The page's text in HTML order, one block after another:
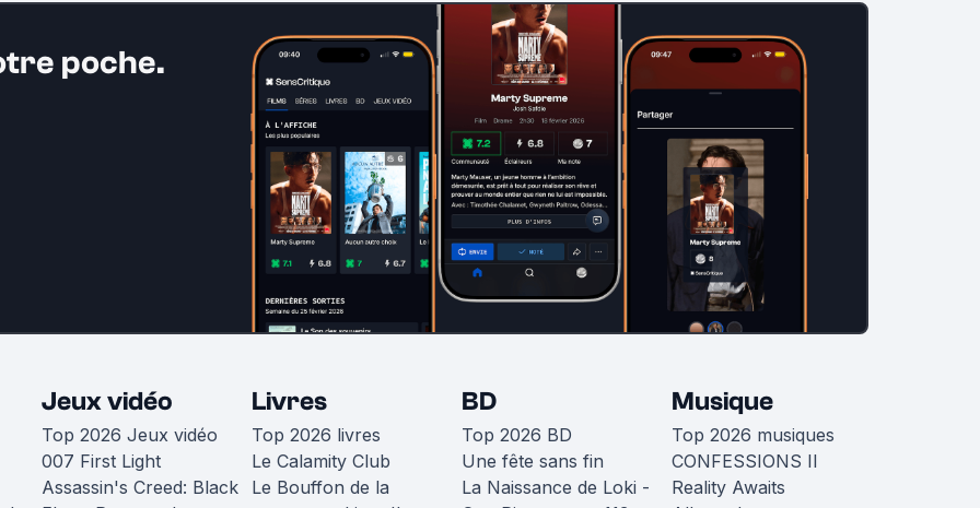
poche.
Jeux vidéo
Top 2026 Jeux vidéo
007 First Light
Assassin's Creed: Black
Livres
Top 2026 livres
Le Calamity Club
Le Bouffon de la
BD
Top 2026 BD
Une fête sans fin
La Naissance de Loki -
Musique
Top 2026 musiques
CONFESSIONS II
Reality Awaits